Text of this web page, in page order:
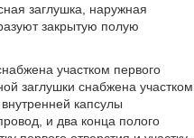
заглушка, наружная
закрытую полую
участком первого
заглушки снабжена участком
капсулы
и два конца полого